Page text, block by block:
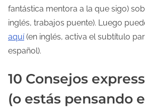
fantástica mentora a la que sigo)
inglés, trabajos puente). Luego
aquí(en inglés, activa el subtítulo
español).
10 Consejos
(o estás pensando